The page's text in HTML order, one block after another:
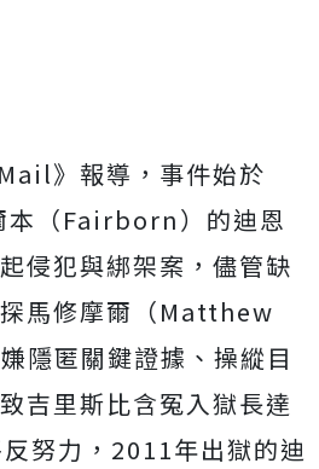
》報導，事件始於
本（Fairborn）的迪恩
侵犯與綁架案，儘管缺
馬修摩爾（Matthew
隱匿關鍵證據、操縱目
吉里斯比含冤入獄長達
努力，2011年出獄的迪